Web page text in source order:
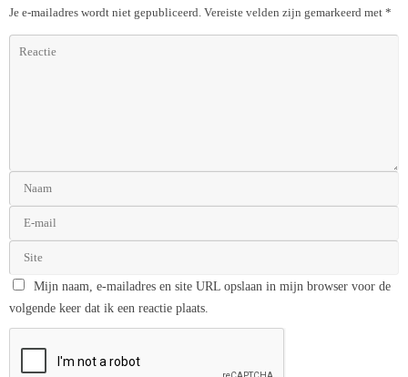
Je e-mailadres wordt niet gepubliceerd. Vereiste velden zijn gemarkeerd met *
Mijn naam, e-mailadres en site URL opslaan in mijn browser voor de
volgende keer dat ik een reactie plaats.